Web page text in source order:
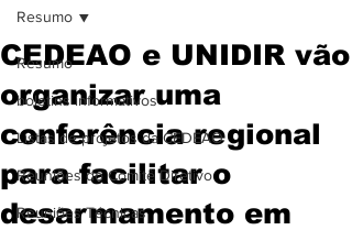
Resumo
boletins informativos
Listas de projetos da CEDEAO
Reuniões do Comitê Diretivo
Reuniões Técnicas
Resumo
CEDEAO e UNIDIR vão
organizar uma
conferência regional
para facilitar o
desarmamento em